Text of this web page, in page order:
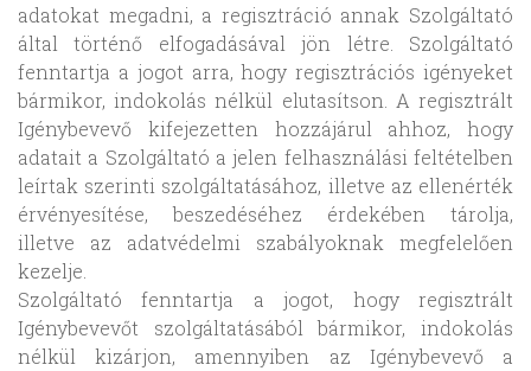
adatokat megadni, a regisztráció annak Szolgáltató
által történő elfogadásával jön létre. Szolgáltató
fenntartja a jogot arra, hogy regisztrációs igényeket
bármikor, indokolás nélkül elutasítson. A regisztrált
Igénybevevő kifejezetten hozzájárul ahhoz, hogy
adatait a Szolgáltató a jelen felhasználási feltételben
leírtak szerinti szolgáltatásához, illetve az ellenérték
érvényesítése, beszedéséhez érdekében tárolja,
illetve az adatvédelmi szabályoknak megfelelően
kezelje.
Szolgáltató fenntartja a jogot, hogy regisztrált
Igénybevevőt szolgáltatásából bármikor, indokolás
nélkül kizárjon, amennyiben az Igénybevevő a